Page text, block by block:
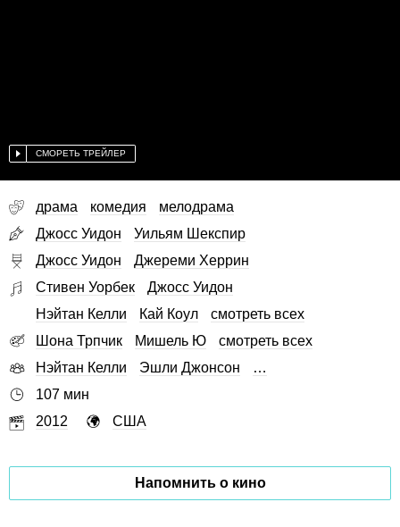
СМОРЕТЬ ТРЕЙЛЕР
драма комедия
мелодрама
Джосс Уидон
Уильям Шекспир
Джосс Уидон
Джереми Херрин
Стивен Уорбек
Джосс Уидон
Нэйтан Келли
Кай Коул
смотреть всех
Шона Трпчик
Мишель Ю
смотреть всех
Нэйтан Келли
Эшли Джонсон
…
107 мин
2012
США
Напомнить о кино